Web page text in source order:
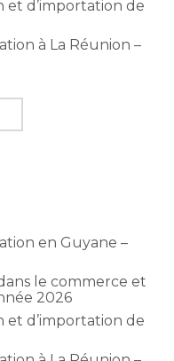
et d’importation de
à La Réunion –
en Guyane –
le commerce et
2026
et d’importation de